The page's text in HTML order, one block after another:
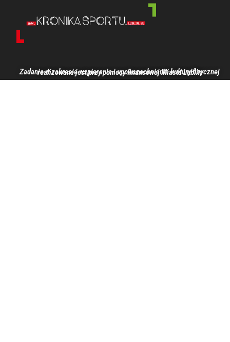
Zadanie w zakresie wspierania i upowszechniania kultury fizycznej realizowane jest przy pomocy finansowej Miasta Lublin